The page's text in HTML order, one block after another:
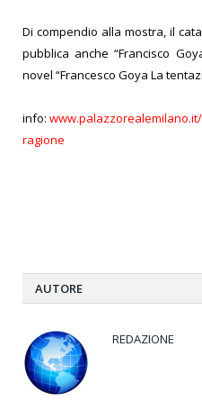
Di compendio alla mostra, il
pubblica anche “Francisco
novel “Francesco Goya La
info:
ragione
AUTORE
REDAZIONE